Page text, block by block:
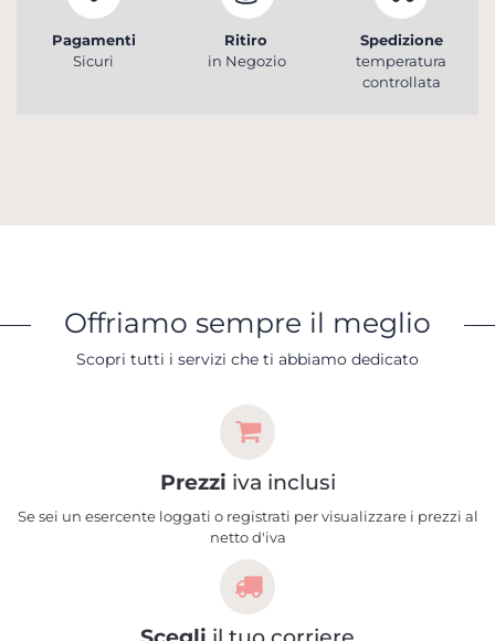
Pagamenti
Sicuri
Ritiro
in Negozio
Spedizione
temperatura
controllata
Offriamo sempre il meglio
Scopri tutti i servizi che ti abbiamo dedicato
Prezzi iva inclusi
Se sei un esercente loggati o registrati per visualizzare i prezzi al
netto d'iva